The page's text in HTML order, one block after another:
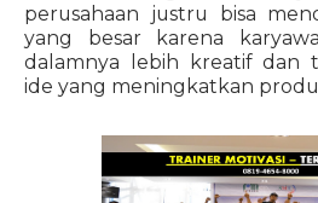
perusahaan justru bisa
yang besar karena
dalamnya lebih kreatif dan
ide yang meningkatkan